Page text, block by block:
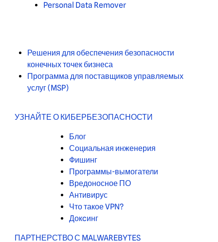
Personal Data Remover
Решения для обеспечения безопасности
конечных точек бизнеса
Программа для поставщиков управляемых
услуг (MSP)
УЗНАЙТЕ О КИБЕРБЕЗОПАСНОСТИ
Блог
Социальная инженерия
Фишинг
Программы-вымогатели
Вредоносное ПО
Антивирус
Что такое VPN?
Докcинг
ПАРТНЕРСТВО С MALWAREBYTES